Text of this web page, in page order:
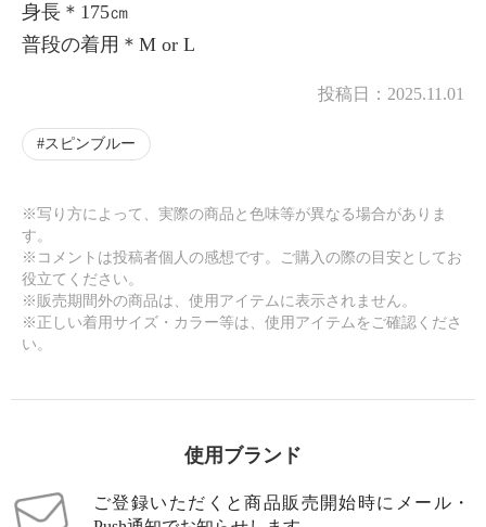
身長＊175㎝
普段の着用＊M or L
投稿日： 2025.11.01
スピンブルー
※写り方によって、実際の商品と色味等が異なる場合がありま
す。
※コメントは投稿者個人の感想です。ご購入の際の目安としてお
役立てください。
※販売期間外の商品は、使用アイテムに表示されません。
※正しい着用サイズ・カラー等は、使用アイテムをご確認くださ
い。
使用ブランド
ご登録いただくと商品販売開始時にメール・